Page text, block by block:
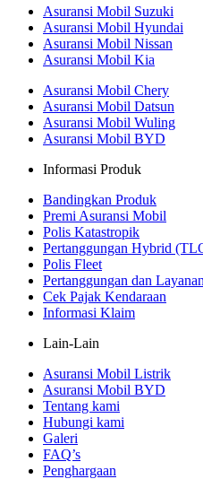
Asuransi Mobil Suzuki
Asuransi Mobil Hyundai
Asuransi Mobil Nissan
Asuransi Mobil Kia
Asuransi Mobil Chery
Asuransi Mobil Datsun
Asuransi Mobil Wuling
Asuransi Mobil BYD
Informasi Produk
Bandingkan Produk
Premi Asuransi Mobil
Polis Katastropik
Pertanggungan Hybrid
Polis Fleet
Pertanggungan dan
Cek Pajak Kendaraan
Informasi Klaim
Lain-Lain
Asuransi Mobil Listrik
Asuransi Mobil BYD
Tentang kami
Hubungi kami
Galeri
FAQ’s
Penghargaan